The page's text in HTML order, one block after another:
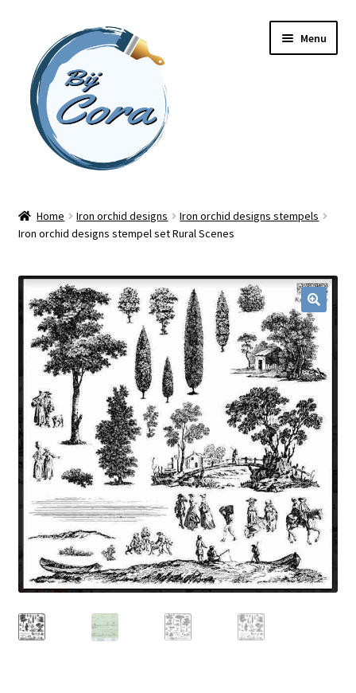
naar
navigatie
inhoud
Menu
Workshops
Online cursussen
Shop
Blog / DIY / Tutorials
Over mij
Contact
Home Iron orchid designs
Iron orchid designs stempels
Iron orchid designs stempel set Rural Scenes